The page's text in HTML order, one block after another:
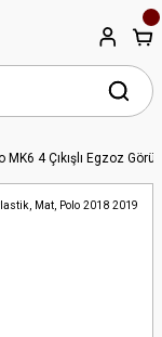
MK6 4 Çıkışlı Egzoz